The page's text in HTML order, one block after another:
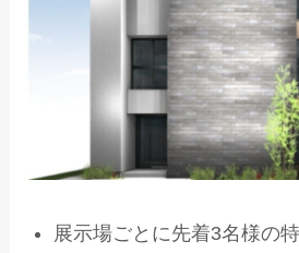
展示場ごとに先着3名様の